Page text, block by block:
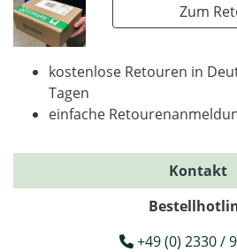
Zum
kostenlose Retouren in
Tagen
einfache
Kontakt
+49 (0) 2330 /